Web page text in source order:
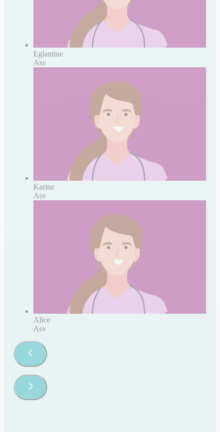
Eglantine
Asv
Karine
Asv
Alice
Asv